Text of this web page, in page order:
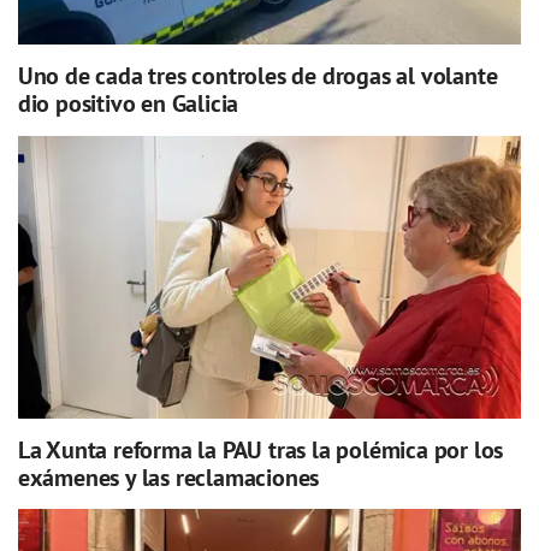
Uno de cada tres controles de drogas al volante
dio positivo en Galicia
La Xunta reforma la PAU tras la polémica por los
exámenes y las reclamaciones